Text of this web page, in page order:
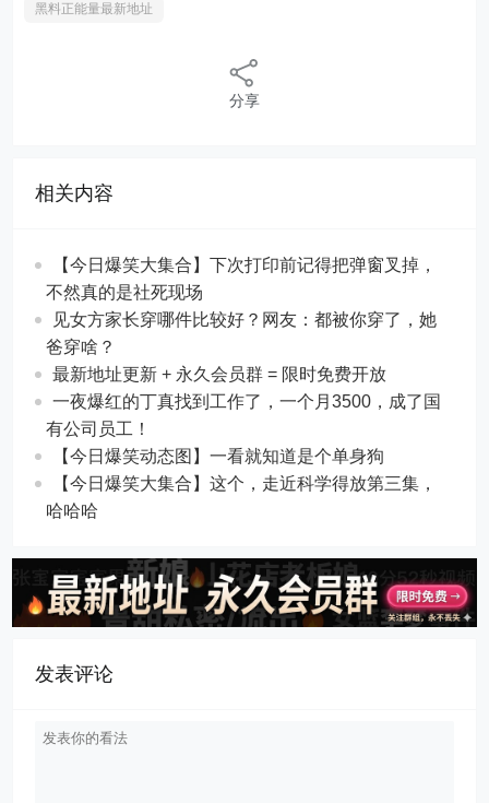
黑料正能量最新地址
分享
相关内容
【今日爆笑大集合】下次打印前记得把弹窗叉掉，
不然真的是社死现场
见女方家长穿哪件比较好？网友：都被你穿了，她
爸穿啥？
最新地址更新 + 永久会员群 = 限时免费开放
一夜爆红的丁真找到工作了，一个月3500，成了国
有公司员工！
【今日爆笑动态图】一看就知道是个单身狗
【今日爆笑大集合】这个，走近科学得放第三集，
哈哈哈
发表评论